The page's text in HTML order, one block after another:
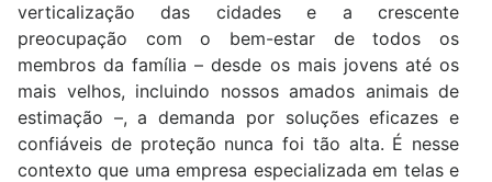
verticalização das cidades e a crescente
preocupação com o bem-estar de todos os
membros da família – desde os mais jovens até os
mais velhos, incluindo nossos amados animais de
estimação –, a demanda por soluções eficazes e
confiáveis de proteção nunca foi tão alta. É nesse
contexto que uma empresa especializada em telas e